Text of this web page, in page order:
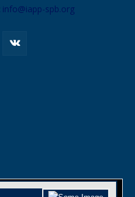
info@iapp-spb.org